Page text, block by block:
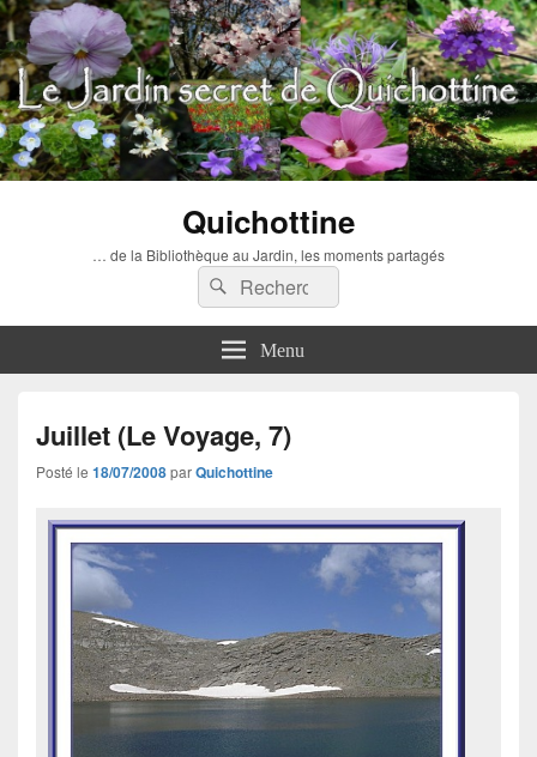
Quichottine
… de la Bibliothèque au Jardin, les moments partagés
Recherche :
Rechercher
Menu
Juillet (Le Voyage, 7)
Posté le 18/07/2008parQuichottine